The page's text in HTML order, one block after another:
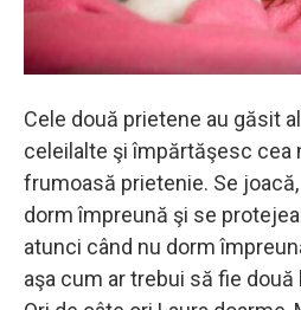
Cele două prietene au găsit
celeilalte şi împărtăşesc cea
frumoasă prietenie. Se
dorm împreună şi se
atunci când nu dorm
aşa cum ar trebui să fie